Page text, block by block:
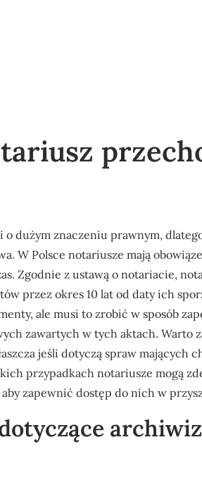
o dużym znaczeniu prawnym,
W Polsce notariusze mają
Zgodnie z ustawą o notariacie,
przez okres 10 lat od daty ich
ale musi to zrobić w sposób
zawartych w tych aktach. Warto
jeśli dotyczą spraw mających
przypadkach notariusze mogą
zapewnić dostęp do nich w